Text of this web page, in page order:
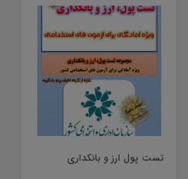
تست پول ارز و بانکداری